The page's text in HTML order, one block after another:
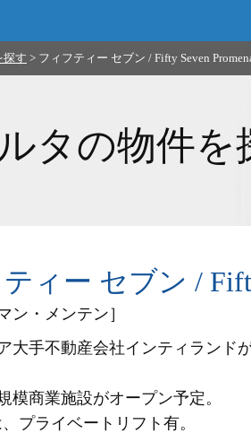
探す > フィフティー セブン / Fifty Seven
タの物件を
ィー セブン /
ン・メンテン］
大手不動産会社インティランド
模商業施設がオープン予定。
プライベートリフト有。